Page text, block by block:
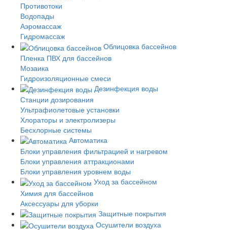
Противотоки
Водопады
Аэромассаж
Гидромассаж
Облицовка бассейнов
Пленка ПВХ для бассейнов
Мозаика
Гидроизоляционные смеси
Дезинфекция воды
Станции дозирования
Ультрафиолетовые установки
Хлораторы и электролизеры
Бесхлорные системы
Автоматика
Блоки управления фильтрацией и нагревом
Блоки управления аттракционами
Блоки управления уровнем воды
Уход за бассейном
Химия для бассейнов
Аксессуары для уборки
Защитные покрытия
Осушители воздуха